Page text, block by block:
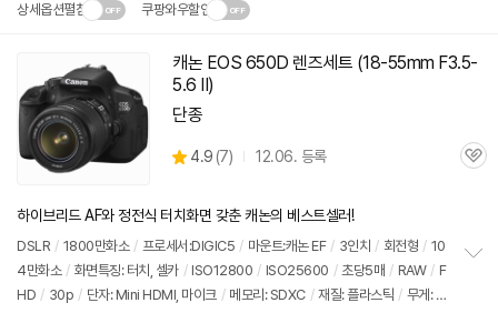
상세옵션펼침 쿠팡와우할인
설치 환경·지역에 따라
배송·설치비가 달라집니다.닫
기
캐논 EOS 650D 렌즈세트 (18-55mm F3.5-
5.6 II)
단종
별
4.9 (상
7) 12.06. 등록
관
하이브리드 AF와 정전식 터치화면 갖춘 캐논의 베스트셀러!
DSLR / 1800만화소 / 프로세서:DIGIC5 / 마운트:캐논 EF / 3인치 / 회전형 / 10
4만화소 / 화면특징: 터치, 셀카 / ISO12800 / ISO25600 / 초당5매 / RAW / F
HD / 30p / 단자: Mini HDMI, 마이크 / 메모리: SDXC / 재질: 플라스틱 / 무게: 5